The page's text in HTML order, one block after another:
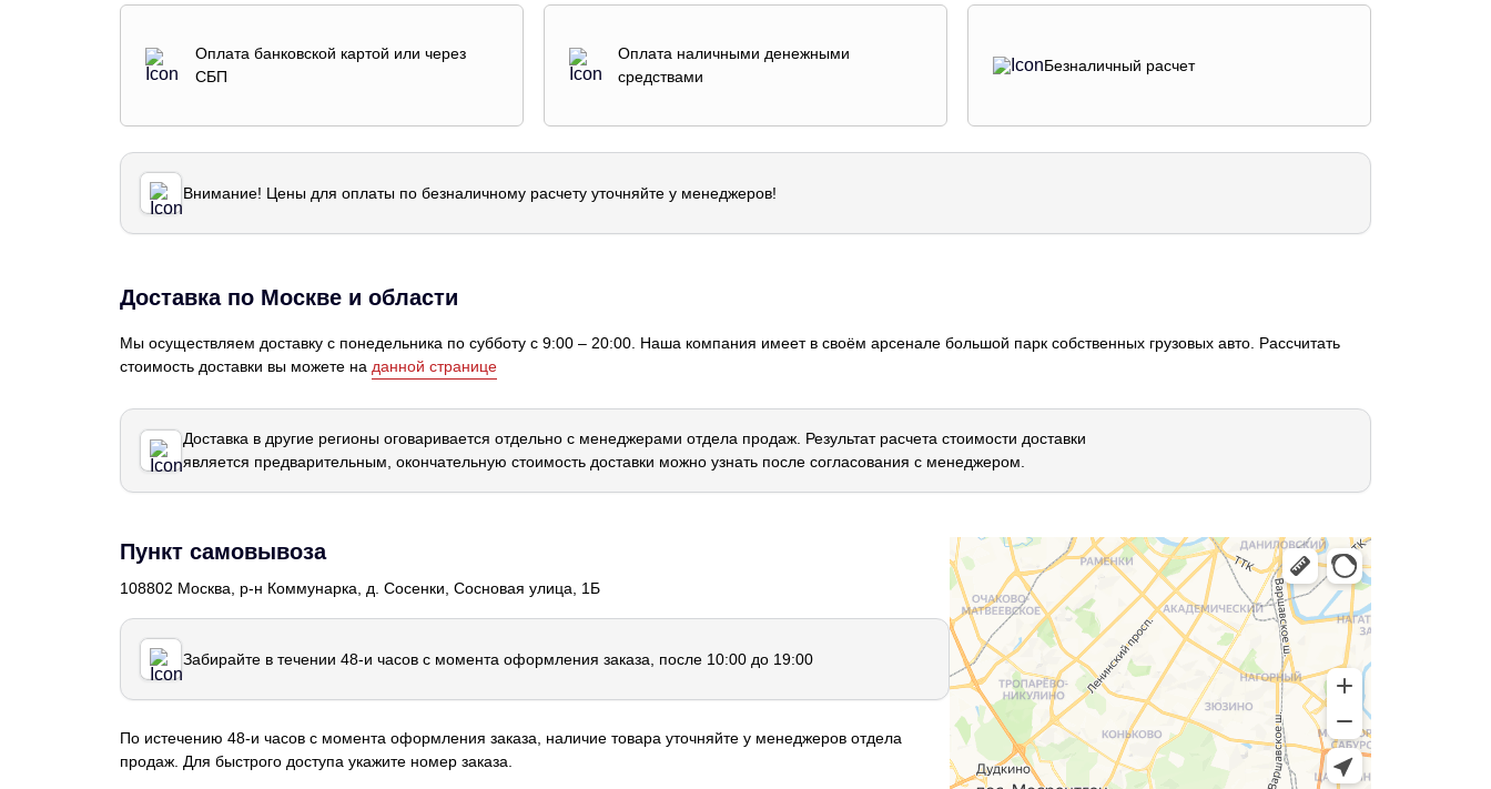
Оплата банковской картой или через
СБП
Оплата наличными денежными
средствами
Безналичный расчет
Внимание! Цены для оплаты по безналичному расчету уточняйте у менеджеров!
Доставка по Москве и области
Мы осуществляем доставку с понедельника по субботу с 9:00 – 20:00. Наша компания имеет в своём арсенале большой парк собственных грузовых авто. Рассчитать
стоимость доставки вы можете на данной странице
Доставка в другие регионы оговаривается отдельно с менеджерами отдела продаж. Результат расчета стоимости доставки
является предварительным, окончательную стоимость доставки можно узнать после согласования с менеджером.
Пункт самовывоза
108802 Москва, р-н Коммунарка, д. Сосенки, Сосновая улица, 1Б
Забирайте в течении 48-и часов с момента оформления заказа, после 10:00 до 19:00
По истечению 48-и часов с момента оформления заказа, наличие товара уточняйте у менеджеров отдела
продаж. Для быстрого доступа укажите номер заказа.